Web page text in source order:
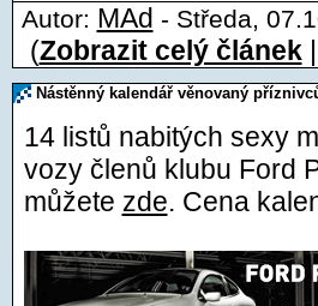
Autor: MAd - Středa,
(Zobrazit celý článek
Nástěnný kalendář věnovaný
14 listů nabitých sexy
vozy členů klubu Ford
můžete zde. Cena